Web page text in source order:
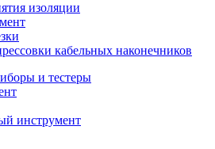
изоляции
кабельных наконечников
и тестеры
инструмент